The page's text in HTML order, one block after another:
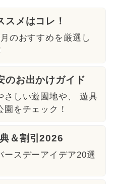
スメはコレ！
月のおすすめを厳選し
のお出かけガイド
さしい遊園地や、 遊具
園をチェック！
＆割引2026
ースデーアイデア20選